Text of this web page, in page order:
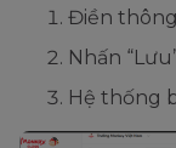
Điền
Nhấn
Hệ thống